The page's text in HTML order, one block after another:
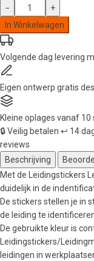
Leidingstickers
Leidingmarkering
CO2
Supply
(Gassen)
aantal
−
+
In Winkelwagen
Volgende dag levering
Eigen ontwerp gratis
Kleine oplages vanaf 10
🔒Veilig betalen ↩️ 14
reviews
Beschrijving
Met de Leidingstickers
duidelijk in de
De stickers stellen je in
de leiding te
De gebruikte kleur is
Leidingstickers/
leidingen in